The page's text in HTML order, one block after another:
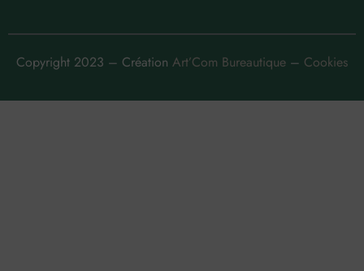
Copyright 2023 – Création Art’Com Bureautique – Cookies